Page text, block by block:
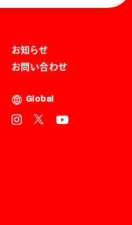
お知らせ
お問い合わせ
Global